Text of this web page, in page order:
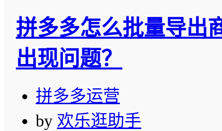
拼多多怎么批量导出
出现问题？
拼多多运营
by 欢乐逛助手